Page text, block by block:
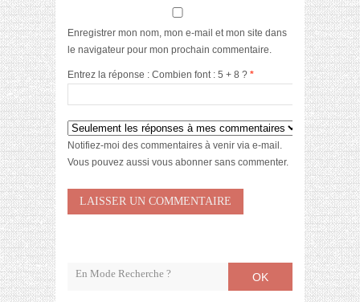
Enregistrer mon nom, mon e-mail et mon site dans
le navigateur pour mon prochain commentaire.
Entrez la réponse : Combien font : 5 + 8 ? *
Notifiez-moi des commentaires à venir via e-mail.
Vous pouvez aussi vous abonner sans commenter.
OK